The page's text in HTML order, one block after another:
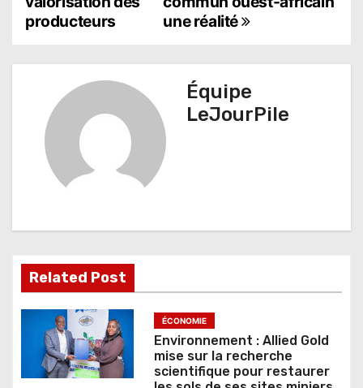
i
d
e
l
une réalité
producteurs
Équipe
LeJourPile
Related Post
ÉCONOMIE
Environnement : Allied Gold
mise sur la recherche
scientifique pour restaurer